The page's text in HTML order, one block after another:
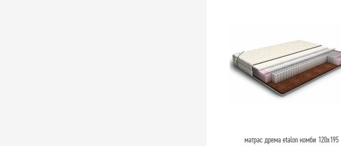
матрас дрема etalon комби 120х195